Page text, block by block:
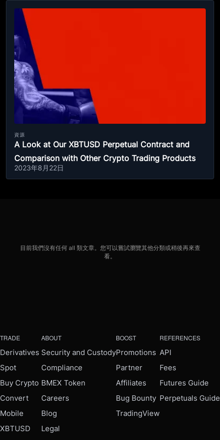
資源
A Look at Our XBTUSD Perpetual Contract and
Comparison with Other Crypto Trading Products
2023年8月22日
目前我們沒有任何 all 類文章。您可以嘗試瀏覽其他分類或稍後再來查
看。
TRADE
Derivatives
Spot
Buy Crypto
Convert
Mobile
XBTUSD
ABOUT
Security and Custody
Compliance
BMEX Token
Careers
Blog
Legal
BOOST
Promotions
Partner
Affiliates
Bug Bounty
TradingView
REFERENCES
API
Fees
Futures Guide
Perpetuals Guide